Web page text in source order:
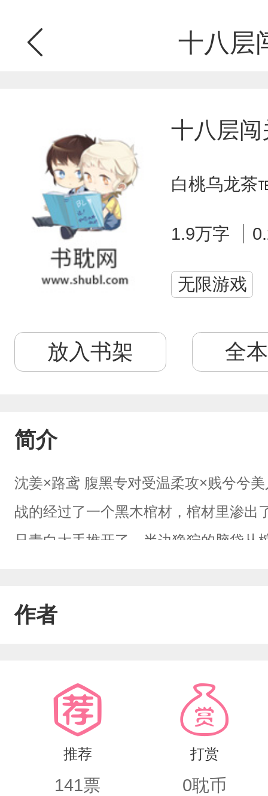
十八层
十八层
白桃乌龙茶
1.9万字
无限游戏
放入书架 全
简介
沈姜×路鸢 腹黑专对受温柔攻×贱兮兮
战的经过了一个黑木棺材，棺材里渗出
只青白大手推开了，半边狰狞的脑袋
材内指甲抓出的“嚓嚓”声，笑道：“可
夫二人虐鬼的漫漫长路～
作者
推荐
141票
打赏
0耽币